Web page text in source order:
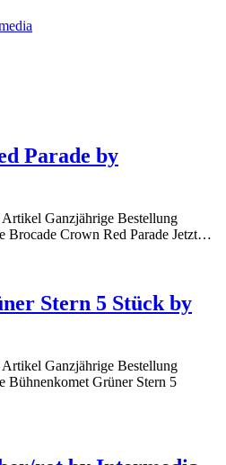
Parade by
Ganzjährige Bestellung
Brocade Crown Red Parade Jetzt…
Stern 5 Stück by
Ganzjährige Bestellung
Bühnenkomet Grüner Stern 5